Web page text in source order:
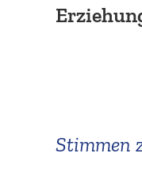
Stimmen